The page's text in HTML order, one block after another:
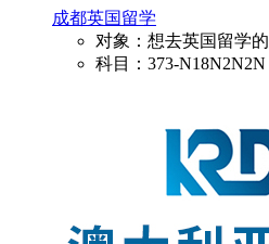
成都英国留学
对象：想去英国留学的
科目：373-N18N2N2N